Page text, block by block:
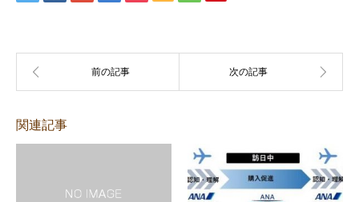
関連記事